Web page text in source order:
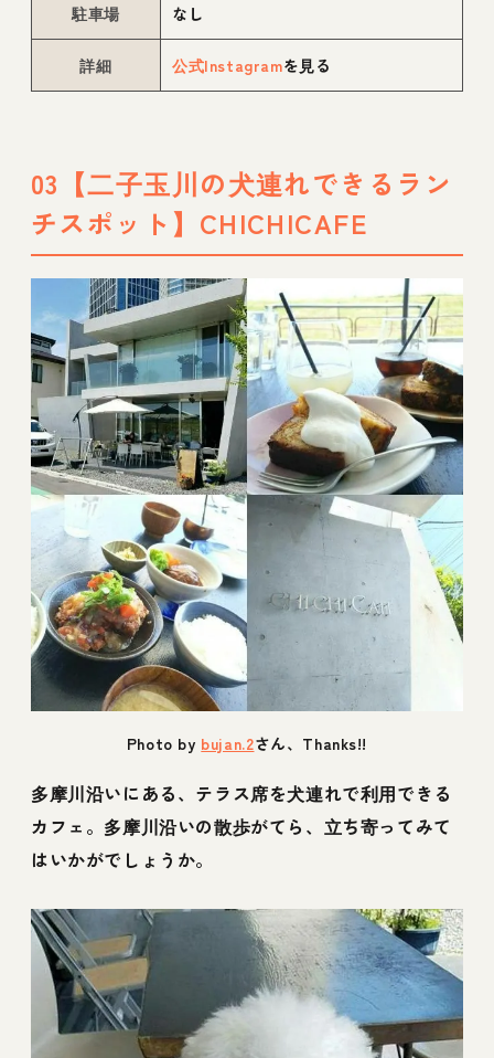
駐車場 なし
詳細 公式Instagramを見る
03【二子玉川の犬連れできるラン
チスポット】CHICHICAFE
Photo by bujan.2さん、Thanks!!
多摩川沿いにある、テラス席を犬連れで利用できる
カフェ。多摩川沿いの散歩がてら、立ち寄ってみて
はいかがでしょうか。